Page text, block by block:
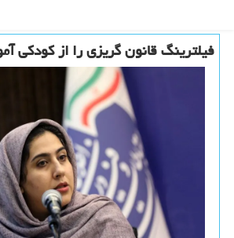
فیلترینگ قانون گریزی را از